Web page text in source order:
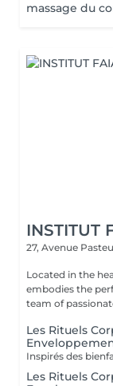
massage du
INSTITUT
27, Avenue
Located in the
embodies the
team of
Les Rituels
Les Rituels